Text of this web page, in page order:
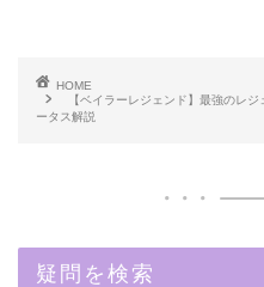
HOME
【ベイラーレジェンド】最強のレ
ータス解説
疑問を検索